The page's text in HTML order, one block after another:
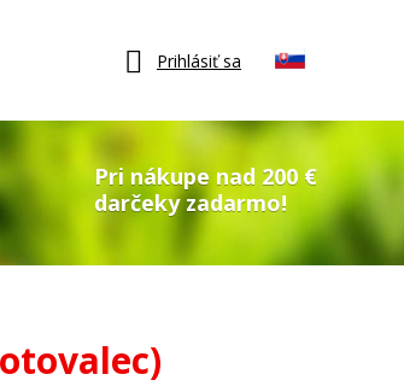
Prihlásiť sa
Pri nákupe nad 200 €
darčeky zadarmo!